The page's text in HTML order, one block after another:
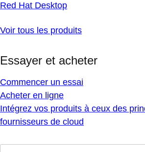
Red Hat Desktop
Voir tous les produits
Essayer et acheter
Commencer un essai
Acheter en ligne
Intégrez vos produits à ceux des
fournisseurs de cloud